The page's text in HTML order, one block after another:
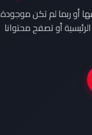
أو ربما لم تكن موجودة
أو تصفح محتوانا